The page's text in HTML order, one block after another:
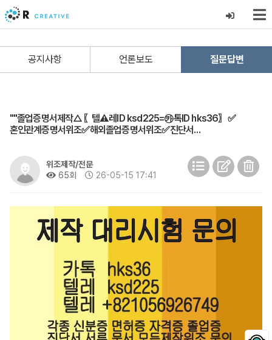
공지사항 언론보도 질문답변
""졸업증명서제작△〖텔⚠️레ID ksd225=㉸톡ID hks36〗✅
혼인관계증명서위조✅해외졸업증명서위조✅진단서…
위조제작/전문
65회
26-05-15 17:41